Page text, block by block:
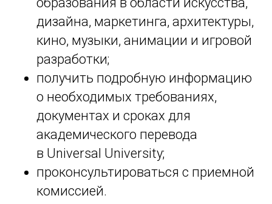
дизайна, маркетинга, архитектуры,
кино, музыки, анимации и игровой
разработки;
получить подробную информацию
о необходимых требованиях,
документах и сроках для
академического перевода
в Universal University;
проконсультироваться с приемной
комиссией.